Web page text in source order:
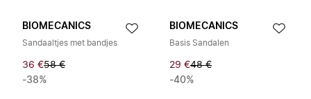
BIOMECANICS
Sandaaltjes met bandjes
36 €58 €
-38%
BIOMECANICS
Basis Sandalen
29 €48 €
-40%